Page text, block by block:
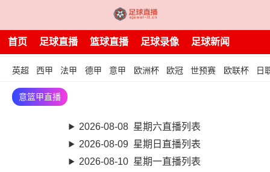
首页 足球直播 篮球直播 足球录像 足球新闻
英超 西甲 法甲 德甲 意甲 欧洲杯 欧冠 世预赛 欧联杯 日
意篮甲直播
2026-08-08 星期六直播列表
2026-08-09 星期日直播列表
2026-08-10 星期一直播列表